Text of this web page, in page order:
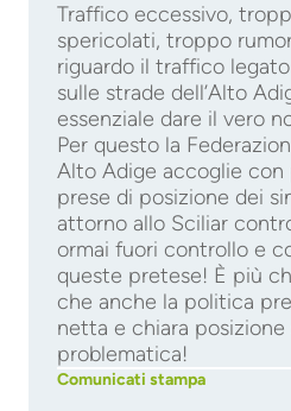
Traffico eccessivo,
spericolati, troppo
riguardo il traffico
sulle strade dell’Alto
essenziale dare il vero
Per questo la
Alto Adige accoglie con
prese di posizione dei
attorno allo Sciliar
ormai fuori controllo e
queste pretese! È più
che anche la politica
netta e chiara posizione
problematica!
Comunicati stampa